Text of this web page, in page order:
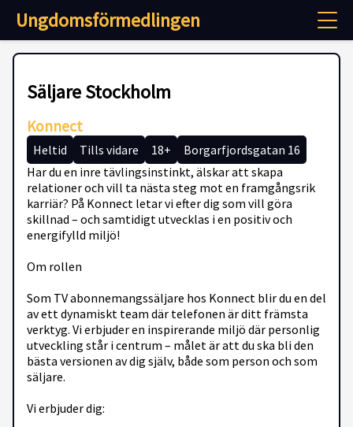
Ungdomsförmedlingen
Säljare Stockholm
Konnect
Heltid Tills vidare 18+
Borgarfjordsgatan 16
Har du en inre tävlingsinstinkt, älskar att skapa
relationer och vill ta nästa steg mot en framgångsrik
karriär? På Konnect letar vi efter dig som vill göra
skillnad – och samtidigt utvecklas i en positiv och
energifylld miljö!
Om rollen
Som TV abonnemangssäljare hos Konnect blir du en del
av ett dynamiskt team där telefonen är ditt främsta
verktyg. Vi erbjuder en inspirerande miljö där personlig
utveckling står i centrum – målet är att du ska bli den
bästa versionen av dig själv, både som person och som
säljare.
Vi erbjuder dig: